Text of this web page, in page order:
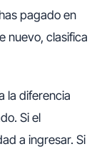
pagado en
nuevo, clasifica
la diferencia
Si el
a ingresar. Si